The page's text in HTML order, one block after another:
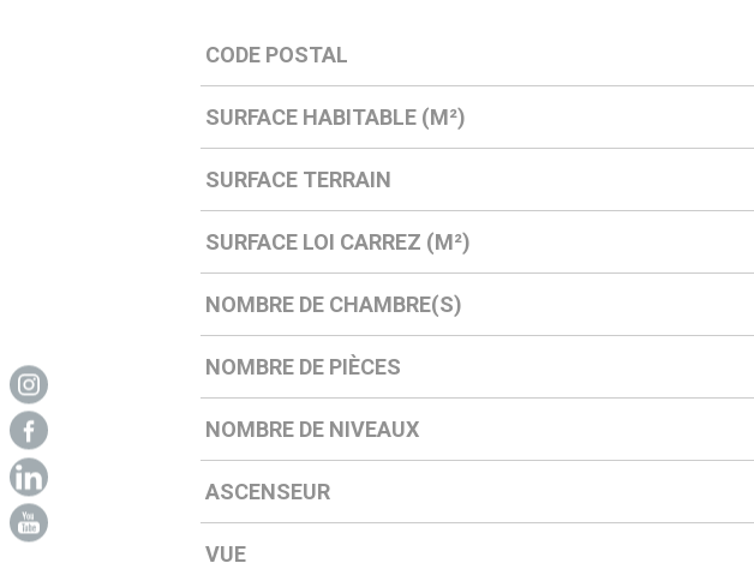
Caractérisque Valeurs
CODE POSTAL
SURFACE HABITABLE (M²)
SURFACE TERRAIN
SURFACE LOI CARREZ (M²)
NOMBRE DE CHAMBRE(S)
NOMBRE DE PIÈCES
NOMBRE DE NIVEAUX
ASCENSEUR
VUE